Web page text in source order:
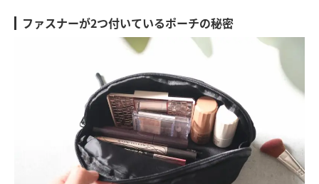
ファスナーが2つ付いているポーチの秘密